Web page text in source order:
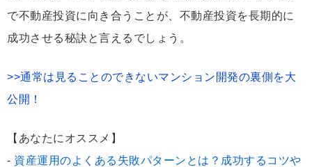
で不動産投資に向き合うことが、不動産投資を長期的に
成功させる秘訣と言えるでしょう。
>>通常は見ることのできないマンション開発の裏側を大
公開！
【あなたにオススメ】
- 資産運用のよくある失敗パターンとは？成功するコツや